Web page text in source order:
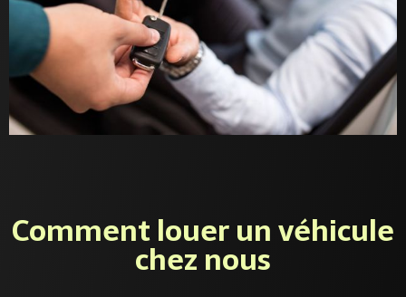
Comment louer un véhicule
chez nous